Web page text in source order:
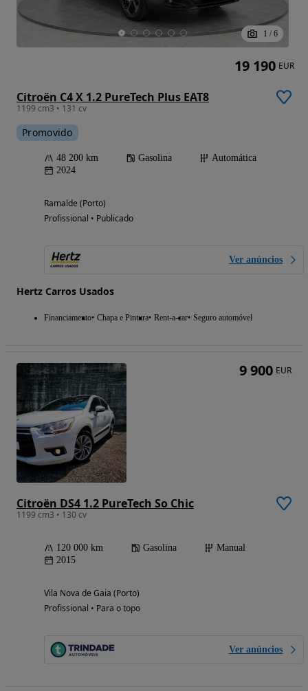
1 / 6
Citroën C4 X 1.2 PureTech Plus EAT8
1199 cm3 • 131 cv
Promovido
48 200 km Gasolina
Automática
2024
Ramalde (Porto)
Profissional • Publicado
Ver anúncios
Hertz Carros Usados
Financiamento Chapa e Pintura Rent-a-car Seguro automóvel
19 190 EUR
Citroën DS4 1.2 PureTech So Chic
1199 cm3 • 130 cv
120 000 km Gasolina
Manual
2015
Vila Nova de Gaia (Porto)
Profissional • Para o topo
Ver anúncios
9 900 EUR